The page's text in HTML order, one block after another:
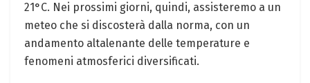
21°C. Nei prossimi giorni, quindi, assisteremo a un
meteo che si discosterà dalla norma, con un
andamento altalenante delle temperature e
fenomeni atmosferici diversificati.